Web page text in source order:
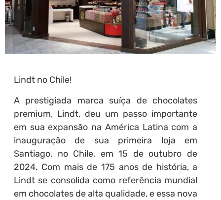
Lindt no Chile!
A prestigiada marca suíça de chocolates
premium, Lindt, deu um passo importante
em sua expansão na América Latina com a
inauguração de sua primeira loja em
Santiago, no Chile, em 15 de outubro de
2024. Com mais de 175 anos de história, a
Lindt se consolida como referência mundial
em chocolates de alta qualidade, e essa nova